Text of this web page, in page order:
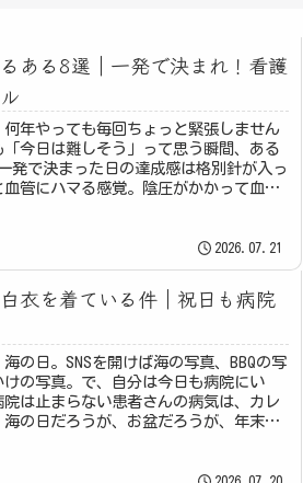
ある8選｜一発で決まれ！看護
年やっても毎回ちょっと緊張しません
今日は難しそう」って思う瞬間、ある
で決まった日の達成感は格別針が入っ
管にハマる感覚。陰圧がかかって血が
2026.07.21
衣を着ている件｜祝日も病院
の日。SNSを開けば海の写真、BBQの写
の写真。で、自分は今日も病院にい
は止まらない患者さんの病気は、カレ
海の日だろうが、お盆だろうが、年末年